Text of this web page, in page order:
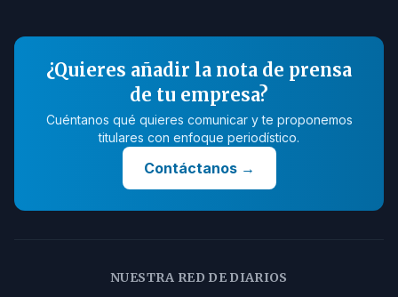
¿Quieres añadir la nota de prensa
de tu empresa?
Cuéntanos qué quieres comunicar y te proponemos
titulares con enfoque periodístico.
Contáctanos→
NUESTRA RED DE DIARIOS